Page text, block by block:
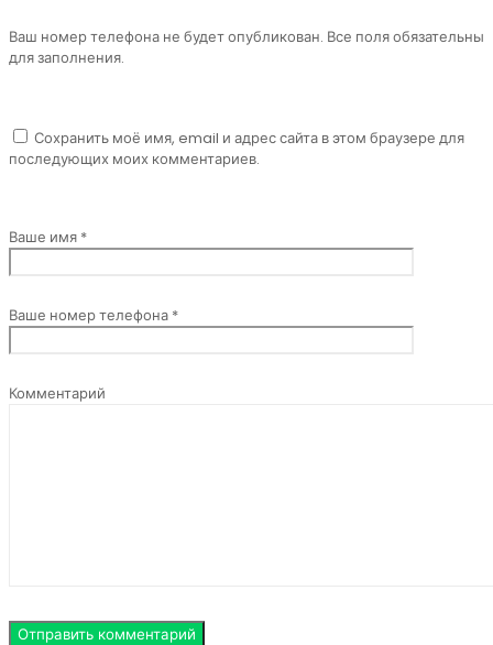
Ваш номер телефона не будет опубликован. Все поля обязательны
для заполнения.
Комментарий
Ваше имя *
Сохранить моё имя, email и адрес сайта в этом браузере для
последующих моих комментариев.
Ваше номер телефона *